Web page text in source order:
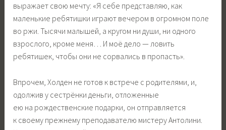
выражает свою мечту: «Я себе представляю, как
маленькие ребятишки играют вечером в огромном поле
во ржи. Тысячи малышей, а кругом ни души, ни одного
взрослого, кроме меня… И моё дело — ловить
ребятишек, чтобы они не сорвались в пропасть».
Впрочем, Холден не готов к встрече с родителями, и,
одолжив у сестрёнки деньги, отложенные
ею на рождественские подарки, он отправляется
к своему прежнему преподавателю мистеру Антолини.